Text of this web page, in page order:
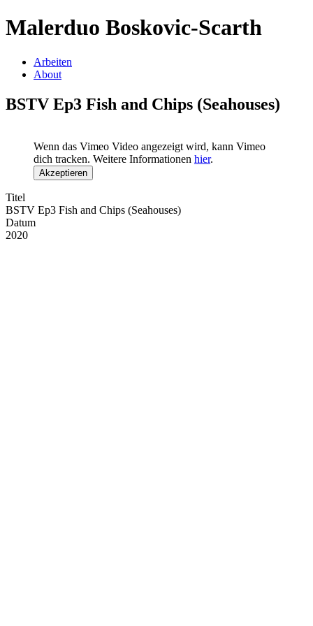
Malerduo Boskovic-Scarth
Arbeiten
About
BSTV Ep3 Fish and Chips (Seahouses)
Wenn das Vimeo Video angezeigt wird, kann Vimeo
dich tracken. Weitere Informationen hier.
Akzeptieren
Titel
BSTV Ep3 Fish and Chips (Seahouses)
Datum
2020